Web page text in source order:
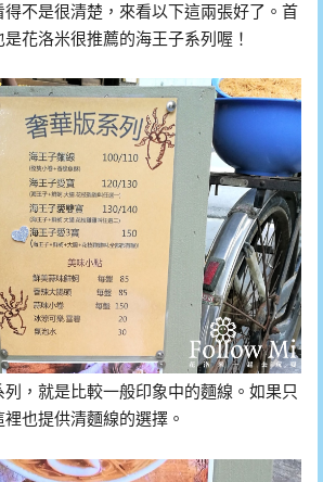
得不是很清楚，來看以下這兩張好了。首
花洛米很推薦的海王子系列喔！
，就是比較一般印象中的麵線。如果只
也提供清麵線的選擇。